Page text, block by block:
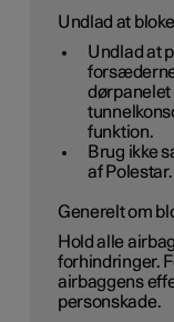
Undlad at
Undlad at
funktion.
Brug ikke
af Polestar.
Generelt om
Hold alle
forhindringer.
airbaggens
personskade.